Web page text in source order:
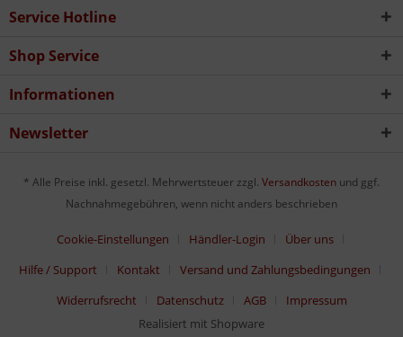
Service Hotline
Shop Service
Informationen
Newsletter
* Alle Preise inkl. gesetzl. Mehrwertsteuer zzgl. Versandkosten und ggf.
Nachnahmegebühren, wenn nicht anders beschrieben
Cookie-Einstellungen Händler-Login
Über uns
Hilfe / Support
Kontakt
Versand und Zahlungsbedingungen
Widerrufsrecht
Datenschutz AGB
Impressum
Realisiert mit Shopware